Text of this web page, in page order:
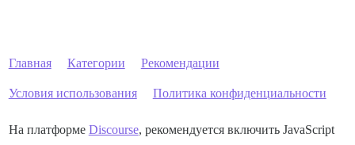
Главная Категории Рекомендации
Условия использования Политика конфиденциальности
На платформе Discourse, рекомендуется включить JavaScript